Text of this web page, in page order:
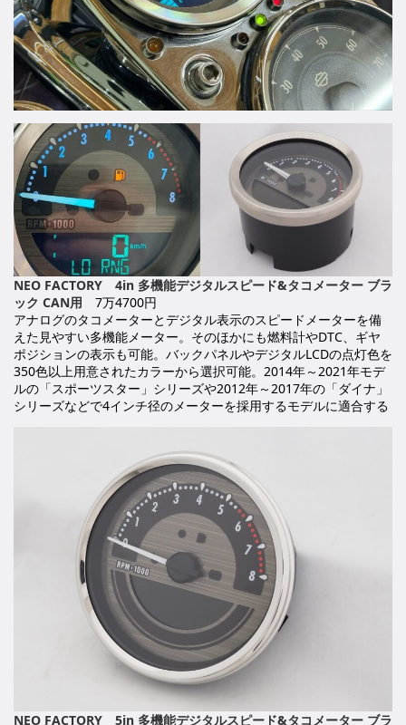
NEO FACTORY 4in 多機能デジタルスピード&タコメーター ブラ
ック CAN用 7万4700円
アナログのタコメーターとデジタル表示のスピードメーターを備
えた見やすい多機能メーター。そのほかにも燃料計やDTC、ギヤ
ポジションの表示も可能。バックパネルやデジタルLCDの点灯色を
350色以上用意されたカラーから選択可能。2014年～2021年モデ
ルの「スポーツスター」シリーズや2012年～2017年の「ダイナ」
シリーズなどで4インチ径のメーターを採用するモデルに適合する
NEO FACTORY 5in 多機能デジタルスピード&タコメーター ブラ